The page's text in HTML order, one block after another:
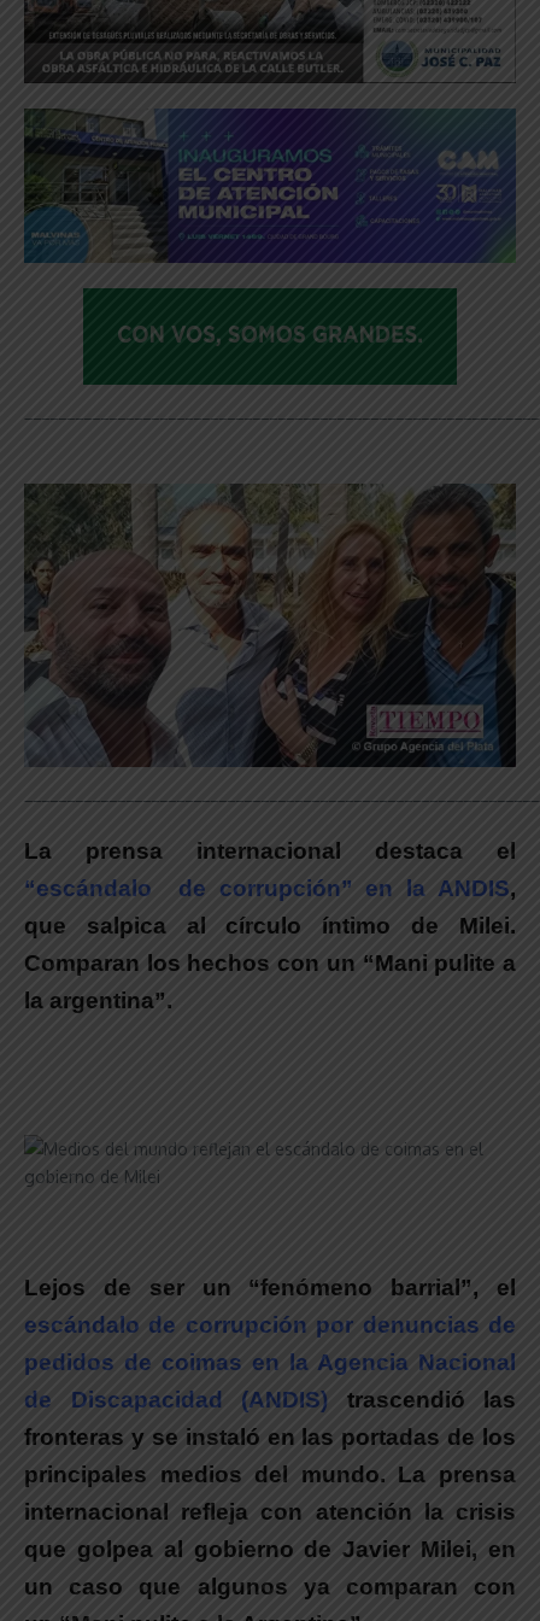
La prensa internacional destaca el
“escándalo de corrupción” en la ANDIS,
que salpica al círculo íntimo de Milei.
Comparan los hechos con un “Mani pulite a
la argentina”.
Lejos de ser un “fenómeno barrial”, el
escándalo de corrupción por denuncias de
pedidos de coimas en la Agencia Nacional
de Discapacidad (ANDIS) trascendió las
fronteras y se instaló en las portadas de los
principales medios del mundo. La prensa
internacional refleja con atención la crisis
que golpea al gobierno de Javier Milei, en
un caso que algunos ya comparan con